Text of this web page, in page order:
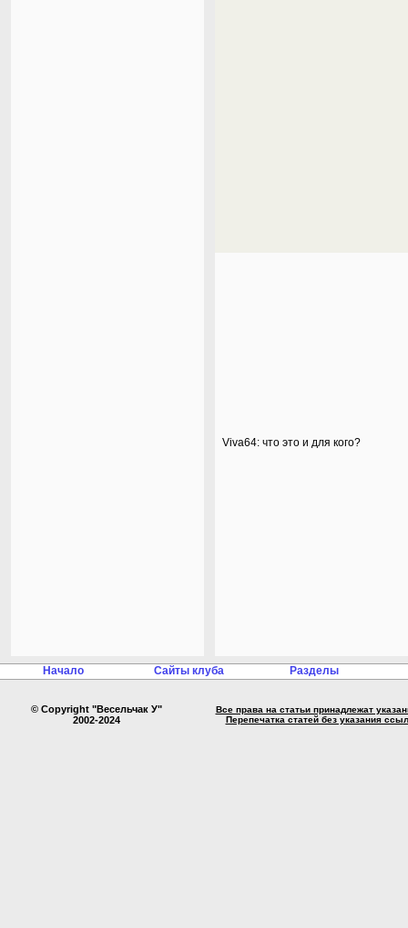
Viva64: что это и для кого?
Начало Сайты клуба Разделы
© Copyright "Весельчак У"
2002-2024
Все права на статьи принадлежат
Перепечатка статей без указания